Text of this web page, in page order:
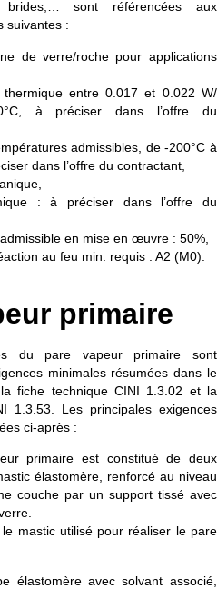
brides,… sont référencées aux
suivantes :
de verre/roche pour applications
thermique entre 0.017 et 0.022 W/
à préciser dans l’offre du
admissibles, de -200°C à
dans l’offre du contractant,
: à préciser dans l’offre du
en mise en œuvre : 50%,
au feu min. requis : A2 (M0).
primaire
du pare vapeur primaire sont
minimales résumées dans le
fiche technique CINI 1.3.02 et la
1.3.53. Les principales exigences
ci-après :
primaire est constitué de deux
élastomère, renforcé au niveau
couche par un support tissé avec
mastic utilisé pour réaliser le pare
élastomère avec solvant associé,